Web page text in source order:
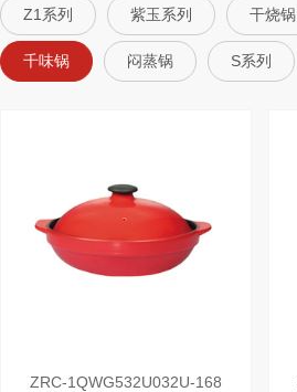
Z1系列 紫玉系列 干烧锅
千味锅 闷蒸锅 S系列
ZRC-1QWG532U032U-168